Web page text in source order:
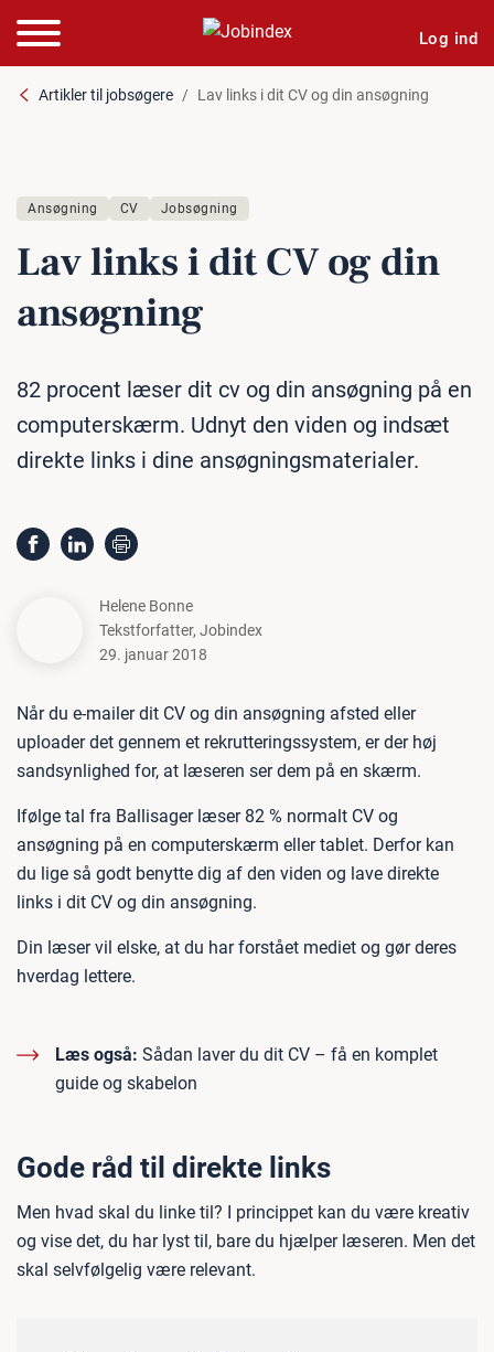
Log ind
Artikler til jobsøgere Lav links i dit CV og din ansøgning
Ansøgning CV Jobsøgning
Lav links i dit CV og din
ansøgning
82 procent læser dit cv og din ansøgning på en
computerskærm. Udnyt den viden og indsæt
direkte links i dine ansøgningsmaterialer.
Helene Bonne
Tekstforfatter, Jobindex
29. januar 2018
Når du e-mailer dit CV og din ansøgning afsted eller
uploader det gennem et rekrutteringssystem, er der høj
sandsynlighed for, at læseren ser dem på en skærm.
Ifølge tal fra Ballisager læser 82 % normalt CV og
ansøgning på en computerskærm eller tablet. Derfor kan
du lige så godt benytte dig af den viden og lave direkte
links i dit CV og din ansøgning.
Din læser vil elske, at du har forstået mediet og gør deres
hverdag lettere.
Læs også: Sådan laver du dit CV – få en komplet
guide og skabelon
Gode råd til direkte links
Men hvad skal du linke til? I princippet kan du være kreativ
og vise det, du har lyst til, bare du hjælper læseren. Men det
skal selvfølgelig være relevant.